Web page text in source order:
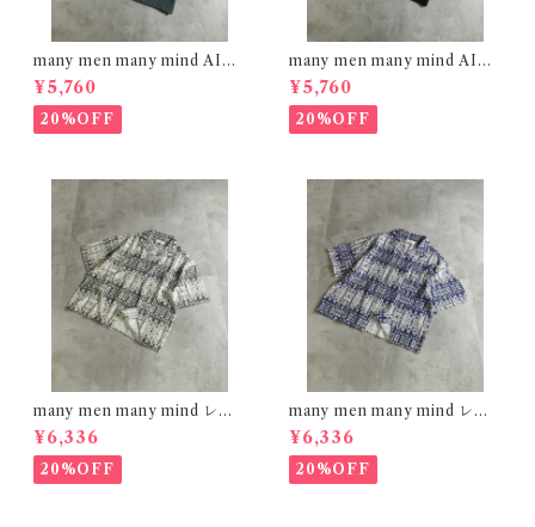
many men many mind AIRL
EAK FABRIC ポロシャツ C
HARCOAL M2615161
¥5,760
20%OFF
many men many mind AIRL
EAK FABRIC ポロシャツ BL
ACK M2615161
¥5,760
20%OFF
many men many mind レー
ヨン 総柄シャツ バティック ネ
イティブ ブラック M261506
0
¥6,336
20%OFF
many men many mind レー
ヨン 総柄シャツ バティック ネ
イティブ ネイビー M261506
0
¥6,336
20%OFF